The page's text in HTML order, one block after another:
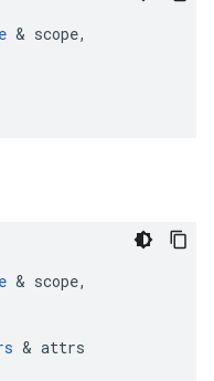
& scope,
& scope,
& attrs